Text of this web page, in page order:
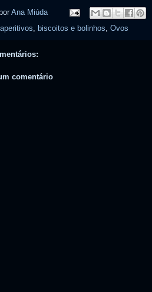
Ana Miúda
aperitivos, biscoitos e bolinhos, Ovos
comentário